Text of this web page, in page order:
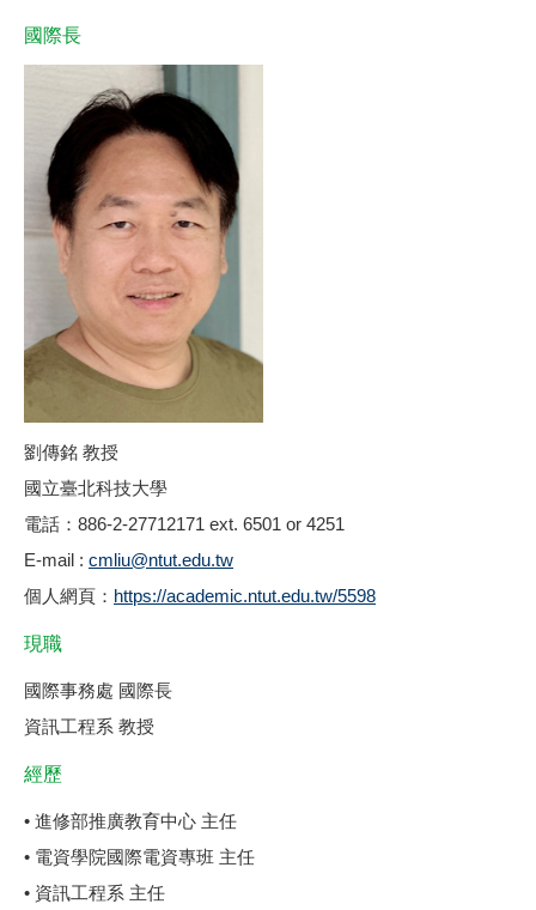
國際長
劉傳銘 教授
國立臺北科技大學
電話：886-2-27712171 ext. 6501 or 4251
E-mail : cmliu@ntut.edu.tw
個人網頁： https://academic.ntut.edu.tw/5598
現職
國際事務處 國際長
資訊工程系 教授
經歷
• 進修部推廣教育中心 主任
• 電資學院國際電資專班 主任
• 資訊工程系 主任